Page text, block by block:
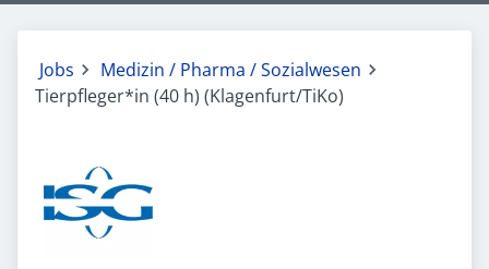
Jobs
Medizin / Pharma / Sozialwesen
Tierpfleger*in (40 h) (Klagenfurt/TiKo)